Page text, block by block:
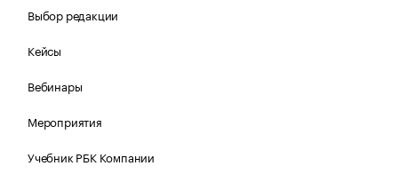
Выбор редакции
Кейсы
Вебинары
Мероприятия
Учебник РБК Компании